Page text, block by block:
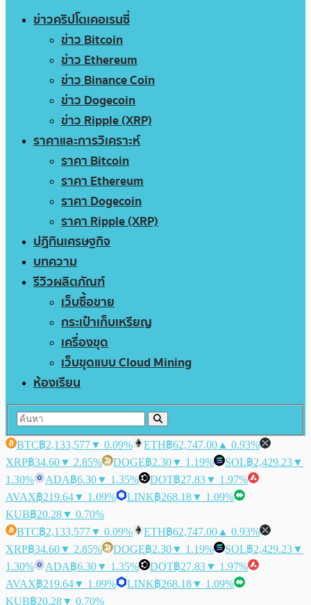
ข่าวคริปโตเคอเรนซี่
ข่าว Bitcoin
ข่าว Ethereum
ข่าว Binance Coin
ข่าว Dogecoin
ข่าว Ripple (XRP)
ราคาและการวิเคราะห์
ราคา Bitcoin
ราคา Ethereum
ราคา Dogecoin
ราคา Ripple (XRP)
ปฏิทินเศรษฐกิจ
บทความ
รีวิวผลิตภัณฑ์
เว็บซื้อขาย
กระเป๋าเก็บเหรียญ
เครื่องขุด
เว็บขุดแบบ Cloud Mining
ห้องเรียน
BTC฿2,133,577▼ 0.09% ETH฿62,747.00 ▲ 0.93%
XRP฿34.60▼ 2.85% DOGE฿2.30▼ 1.19% SOL฿2,429.23▼
1.30%
ADA฿6.30▼ 1.35% DOT฿27.83▼ 1.97%
AVAX฿219.64▼ 1.09% LINK฿268.18▼ 1.09%
KUB฿20.28▼ 0.70%
BTC฿2,133,577▼ 0.09% ETH฿62,747.00 ▲ 0.93%
XRP฿34.60▼ 2.85% DOGE฿2.30▼ 1.19% SOL฿2,429.23▼
1.30%
ADA฿6.30▼ 1.35% DOT฿27.83▼ 1.97%
AVAX฿219.64▼ 1.09% LINK฿268.18▼ 1.09%
KUB฿20.28▼ 0.70%